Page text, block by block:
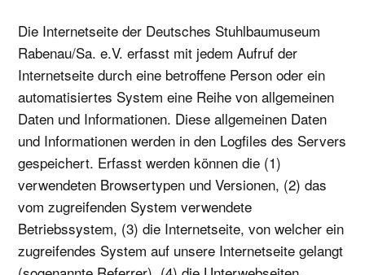
Die Internetseite der Deutsches Stuhlbaumuseum
Rabenau/Sa. e.V. erfasst mit jedem Aufruf der
Internetseite durch eine betroffene Person oder ein
automatisiertes System eine Reihe von allgemeinen
Daten und Informationen. Diese allgemeinen Daten
und Informationen werden in den Logfiles des Servers
gespeichert. Erfasst werden können die (1)
verwendeten Browsertypen und Versionen, (2) das
vom zugreifenden System verwendete
Betriebssystem, (3) die Internetseite, von welcher ein
zugreifendes System auf unsere Internetseite gelangt